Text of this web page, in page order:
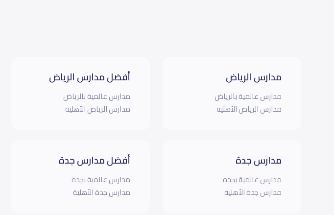
مدارس الرياض
مدارس عالمية بالرياض
مدارس الرياض الأهلية
مدارس جدة
مدارس عالمية بجده
مدارس جدة الأهلية
أفضل مدارس الرياض
مدارس عالمية بالرياض
مدارس الرياض الأهلية
أفضل مدارس جدة
مدارس عالمية بجده
مدارس جدة الأهلية